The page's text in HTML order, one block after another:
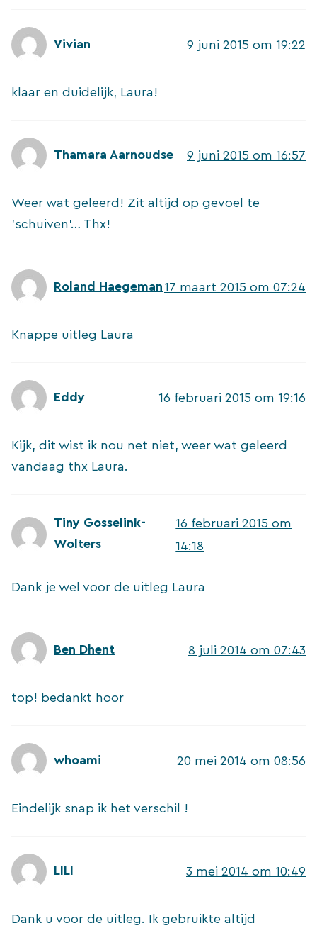
Vivian 9 juni 2015 om 19:22
klaar en duidelijk, Laura!
Thamara Aarnoudse 9 juni 2015 om 16:57
Weer wat geleerd! Zit altijd op gevoel te
'schuiven'… Thx!
Roland Haegeman17 maart 2015 om 07:24
Knappe uitleg Laura
Eddy 16 februari 2015 om 19:16
Kijk, dit wist ik nou net niet, weer wat geleerd
vandaag thx Laura.
Tiny Gosselink-
Wolters
16 februari 2015 om
14:18
Dank je wel voor de uitleg Laura
Ben Dhent 8 juli 2014 om 07:43
top! bedankt hoor
whoami 20 mei 2014 om 08:56
Eindelijk snap ik het verschil !
LILI 3 mei 2014 om 10:49
Dank u voor de uitleg. Ik gebruikte altijd